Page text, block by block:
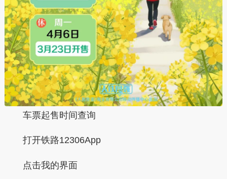
车票起售时间查询
打开铁路12306App
点击我的界面